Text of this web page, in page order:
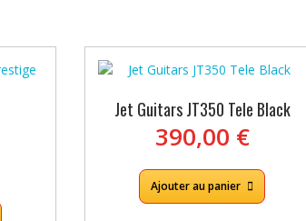
Jet Guitars JT350 Tele Black
390,00 €
Ajouter au panier